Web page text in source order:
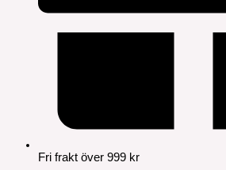
Fri frakt över 999 kr